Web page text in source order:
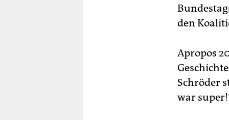
den
Apropos
Schröder
war